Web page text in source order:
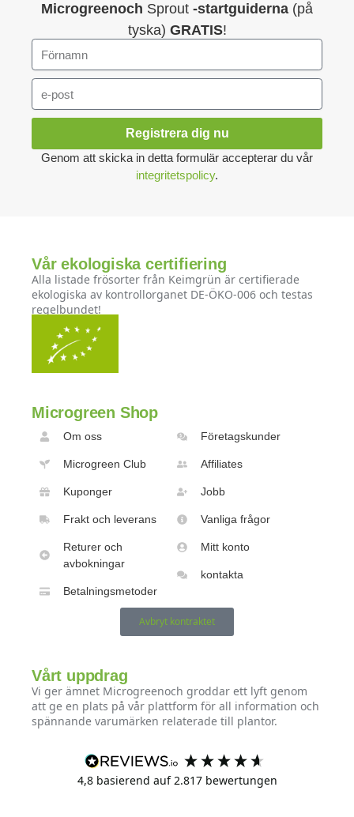
Microgreenoch Sprout -startguiderna (på
tyska) GRATIS!
Registrera dig nu
Genom att skicka in detta formulär accepterar du vår
integritetspolicy.
Vår ekologiska certifiering
Alla listade frösorter från Keimgrün är certifierade
ekologiska av kontrollorganet DE-ÖKO-006 och testas
regelbundet!
Microgreen Shop
Om oss
Microgreen Club
Kuponger
Frakt och leverans
Returer och
avbokningar
Betalningsmetoder
Företagskunder
Affiliates
Jobb
Vanliga frågor
Mitt konto
kontakta
Avbryt kontraktet
Vårt uppdrag
Vi ger ämnet Microgreenoch groddar ett lyft genom
att ge en plats på vår plattform för all information och
spännande varumärken relaterade till plantor.
4,8 basierend auf 2.817bewertungen